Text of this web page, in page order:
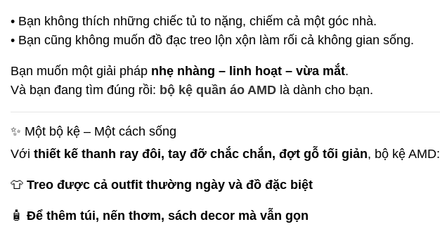
• Bạn không thích những chiếc tủ to nặng, chiếm cả một góc nhà.
• Bạn cũng không muốn đồ đạc treo lộn xộn làm rối cả không gian sống.
Bạn muốn một giải pháp nhẹ nhàng – linh hoạt – vừa mắt.
Và bạn đang tìm đúng rồi: bộ kệ quần áo AMD là dành cho bạn.
✨ Một bộ kệ – Một cách sống
Với thiết kế thanh ray đôi, tay đỡ chắc chắn, đợt gỗ tối giản, bộ kệ AMD:
👕 Treo được cả outfit thường ngày và đồ đặc biệt
🧴 Để thêm túi, nến thơm, sách decor mà vẫn gọn